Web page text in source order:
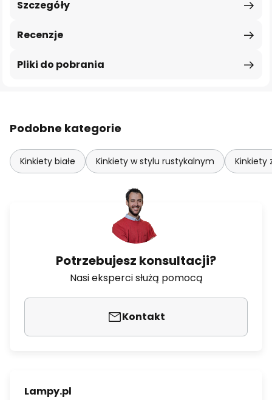
Szczegóły
Recenzje
Pliki do pobrania
Podobne kategorie
Kinkiety białe Kinkiety w stylu rustykalnym Kinkiety
Potrzebujesz konsultacji?
Nasi eksperci służą pomocą
Kontakt
Lampy.pl